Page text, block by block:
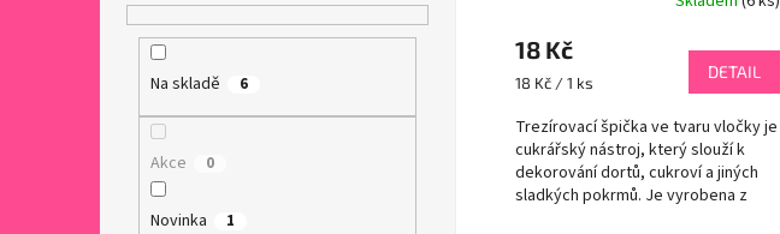
Na skladě 6
Akce 0
Novinka 1
18 Kč
Měrná
18 Kč / 1 ks
DETAIL
Trezírovací špička ve tvaru vločky je
cukrářský nástroj, který slouží k
dekorování dortů, cukroví a jiných
sladkých pokrmů. Je vyrobena z